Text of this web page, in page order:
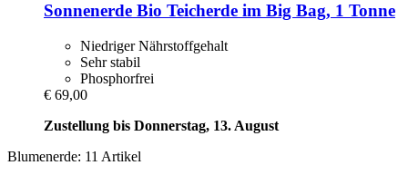
Sonnenerde Bio Teicherde im Big Bag, 1 Tonne
Niedriger Nährstoffgehalt
Sehr stabil
Phosphorfrei
€ 69,00
Zustellung bis Donnerstag, 13. August
Blumenerde: 11 Artikel